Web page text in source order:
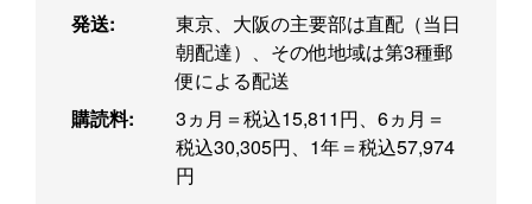
発送:
東京、大阪の主要部は直配（当日
朝配達）、その他地域は第3種郵
便による配送
購読料:
3ヵ月＝税込15,811円、6ヵ月＝
税込30,305円、1年＝税込57,974
円